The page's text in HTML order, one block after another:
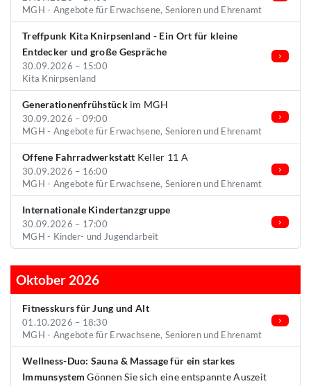
MGH - Angebote für Erwachsene, Senioren und Ehrenamt
Treffpunk Kita Knirpsenland - Ein Ort für kleine
Entdecker und große Gespräche
30.09.2026 – 15:00
Kita Knirpsenland
Generationenfrühstückim MGH
30.09.2026 – 09:00
MGH - Angebote für Erwachsene, Senioren und Ehrenamt
Offene Fahrradwerkstatt Keller 11 A
30.09.2026 – 16:00
MGH - Angebote für Erwachsene, Senioren und Ehrenamt
Internationale Kindertanzgruppe
30.09.2026 – 17:00
MGH - Kinder- und Jugendarbeit
Oktober 2026
Fitnesskurs für Jung und Alt
01.10.2026 – 18:30
MGH - Angebote für Erwachsene, Senioren und Ehrenamt
Wellness-Duo: Sauna & Massage für ein starkes
Immunsystem Gönnen Sie sich eine entspannte Auszeit